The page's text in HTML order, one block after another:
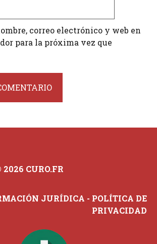
correo electrónico y web en
para la próxima vez que
CURO.FR
JURÍDICA - POLÍTICA DE
PRIVACIDAD